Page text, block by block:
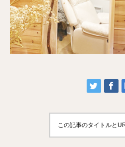
この記事のタイトルと